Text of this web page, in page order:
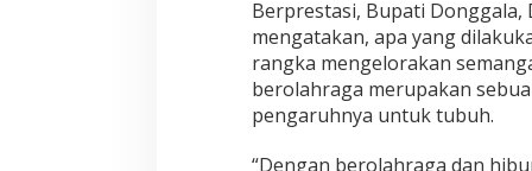
Berprestasi, Bupati Donggala,
mengatakan, apa yang
rangka mengelorakan
berolahraga merupakan
pengaruhnya untuk tubuh.
“Dengan berolahraga dan